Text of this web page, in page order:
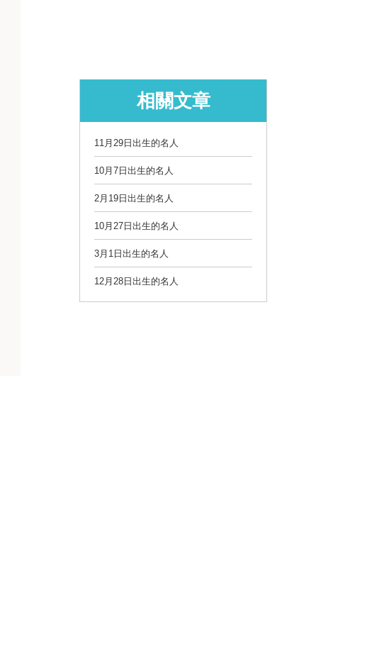
相關文章
11月29日出生的名人
10月7日出生的名人
2月19日出生的名人
10月27日出生的名人
3月1日出生的名人
12月28日出生的名人